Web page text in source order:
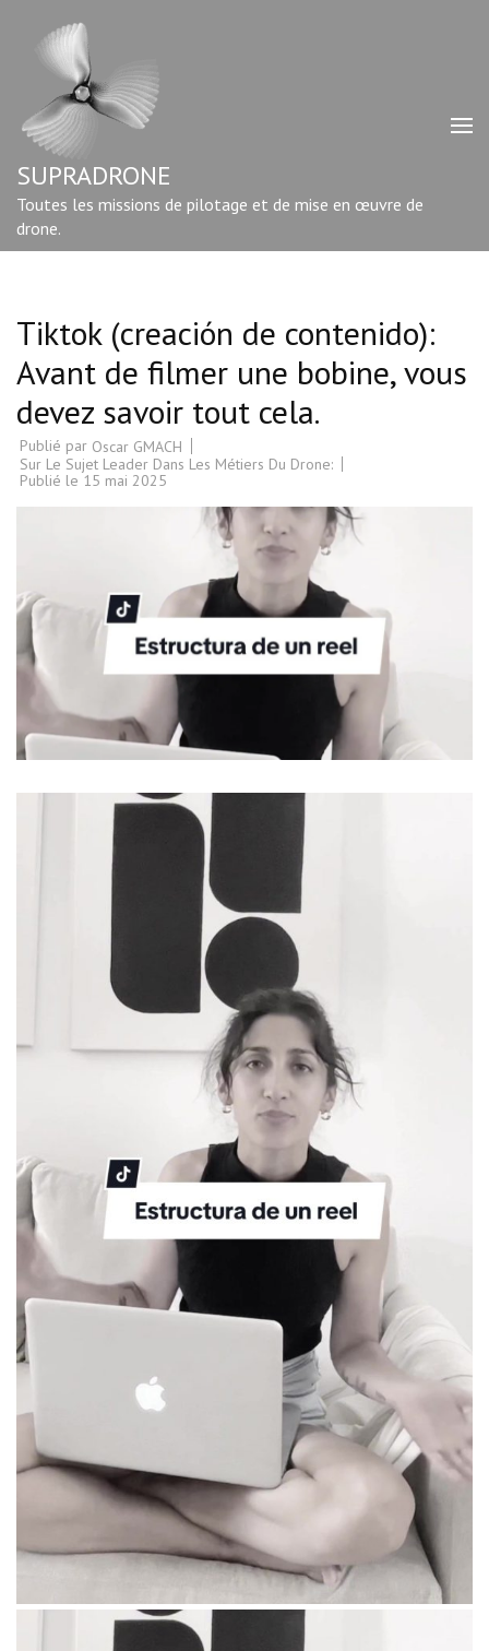
contenu
Entrée)
SUPRADRONE
Toutes les missions de pilotage et de mise en œuvre de
drone.
Tiktok (creación de contenido):
Avant de filmer une bobine, vous
devez savoir tout cela.
Publié par Oscar GMACH
Sur Le Sujet Leader Dans Les Métiers Du Drone:
Publié le 15 mai 2025